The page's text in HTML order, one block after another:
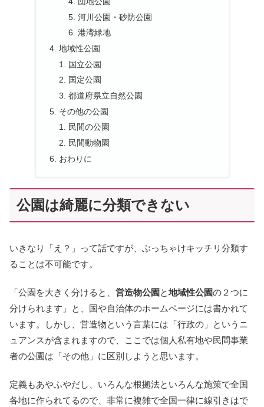
河川公園・砂防公園
港湾緑地
地域性公園
国立公園
国定公園
都道府県立自然公園
その他の公園
民間の公園
民間動物園
おわりに
公園は綺麗に分類できない
いきなり「え？」って話ですが、ぶっちゃけキッチリ分類す
ることは不可能です。
「公園を大きく分けると、 営造物公園 と地域性公園の２つに
分けられます」と、国や自治体のホームページには書かれて
います。しかし、営造物という言葉には「行政の」というニ
ュアンスが含まれますので、ここでは個人私有地や民間事業
者の公園は「その他」に区別しようと思います。
定義もあやふやだし、いろんな根拠法といろんな施策で全国
各地に作られてるので、非常に複雑で全国一律に線引きはで